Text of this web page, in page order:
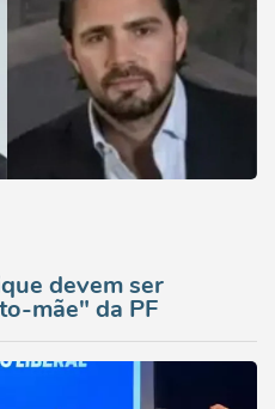
devem ser
mãe" da PF